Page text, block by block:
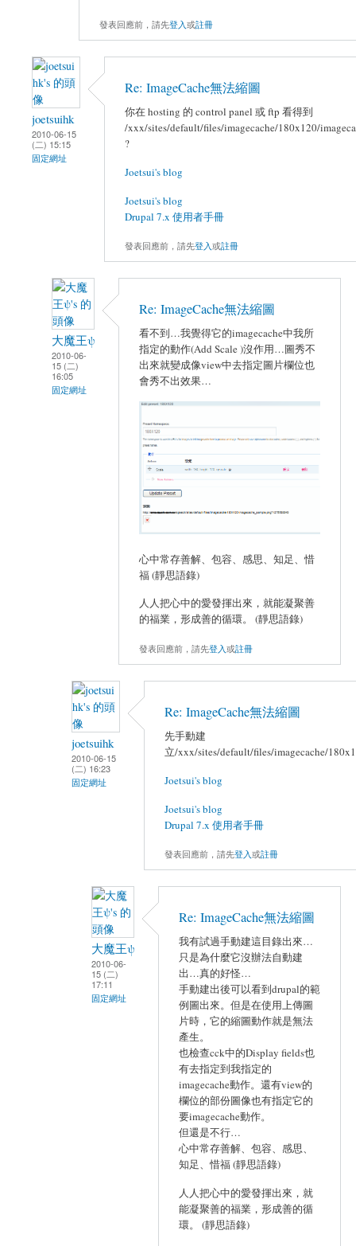
發表回應前，請先登入或註冊
joetsuihk
2010-06-15
(二) 15:15
固定網址
Re: ImageCache無法縮圖
你在 hosting 的 control panel 或 ftp 看得到
/xxx/sites/default/files/imagecache/180x120/
?
Joetsui's blog
Joetsui's blog
Drupal 7.x 使用者手冊
發表回應前，請先登入或註冊
大魔王ψ
2010-06-
15 (二)
16:05
固定網址
Re: ImageCache無法縮圖
看不到…我覺得它的imagecache中我所
指定的動作(Add Scale )沒作用…圖秀不
出來就變成像view中去指定圖片欄位也
會秀不出效果…
心中常存善解、包容、感思、知足、惜
福 (靜思語錄)
人人把心中的愛發揮出來，就能凝聚善
的福業，形成善的循環。 (靜思語錄)
發表回應前，請先登入或註冊
joetsuihk
2010-06-15
(二) 16:23
固定網址
Re: ImageCache無法縮圖
先手動建
立/xxx/sites/default/files/imagecache/
Joetsui's blog
Joetsui's blog
Drupal 7.x 使用者手冊
發表回應前，請先登入或註冊
大魔王ψ
2010-06-
15 (二)
17:11
固定網址
Re: ImageCache無法縮圖
我有試過手動建這目錄出來…
只是為什麼它沒辦法自動建
出…真的好怪…
手動建出後可以看到drupal的範
例圖出來。但是在使用上傳圖
片時，它的縮圖動作就是無法
產生。
也檢查cck中的Display fields也
有去指定到我指定的
imagecache動作。還有view的
欄位的部份圖像也有指定它的
要imagecache動作。
但還是不行…
心中常存善解、包容、感思、
知足、惜福 (靜思語錄)
人人把心中的愛發揮出來，就
能凝聚善的福業，形成善的循
環。 (靜思語錄)